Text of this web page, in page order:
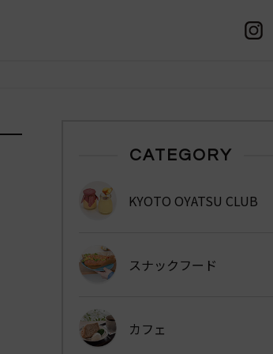
CATEGORY
KYOTO OYATSU CLUB
スナックフード
カフェ